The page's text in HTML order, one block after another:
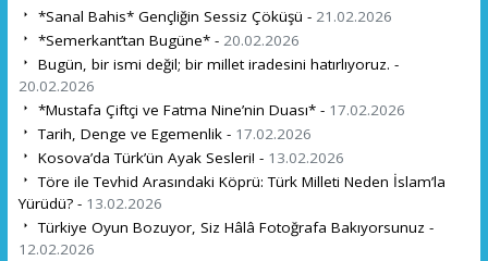
*Sanal Bahis* Gençliğin Sessiz Çöküşü - 21.02.2026
*Semerkant’tan Bugüne* - 20.02.2026
Bugün, bir ismi değil; bir millet iradesini hatırlıyoruz. -
20.02.2026
*Mustafa Çiftçi ve Fatma Nine’nin Duası* - 17.02.2026
Tarih, Denge ve Egemenlik - 17.02.2026
Kosova’da Türk’ün Ayak Sesleri! - 13.02.2026
Töre ile Tevhid Arasındaki Köprü: Türk Milleti Neden İslam’la
Yürüdü? - 13.02.2026
Türkiye Oyun Bozuyor, Siz Hâlâ Fotoğrafa Bakıyorsunuz -
12.02.2026